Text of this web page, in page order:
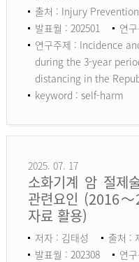
출처 : Injury
발표월 : 202501
연
연구주제 : Incidence
during the 3-year
distancing in the
keyword : self-harm
2025. 07. 17
소화기계 암 절제
관련요인 (2016～
자료 활용)
저자 : 김태성
출처 :
발표월 : 202308
연